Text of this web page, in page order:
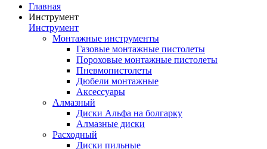
Главная
Инструмент
Инструмент
Монтажные инструменты
Газовые монтажные пистолеты
Пороховые монтажные пистолеты
Пневмопистолеты
Дюбели монтажные
Аксессуары
Алмазный
Диски Альфа на болгарку
Алмазные диски
Расходный
Диски пильные